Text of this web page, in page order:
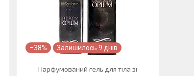
–38% Залишилось 9 днів
Парфумований гель для тіла зі